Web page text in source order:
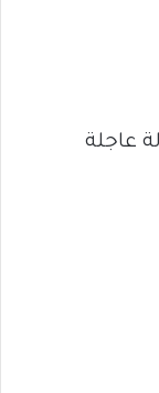
عاجلة